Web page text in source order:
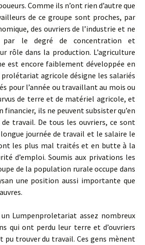
Comme ils n’ont rien d’autre que
de ce groupe sont proches, par
des ouvriers de l’industrie et ne
par le degré de concentration et
rôle dans la production. L’agriculture
est encore faiblement développée en
prolétariat agricole désigne les salariés
pour l’année ou travaillant au mois ou
de terre et de matériel agricole, et
financier, ils ne peuvent subsister qu’en
travail. De tous les ouvriers, ce sont
journée de travail et le salaire le
les plus mal traités et en butte à la
d’emploi. Soumis aux privations les
de la population rurale occupe dans
une position aussi importante que
Lumpenproletariat assez nombreux
qui ont perdu leur terre et d’ouvriers
pu trouver du travail. Ces gens mènent